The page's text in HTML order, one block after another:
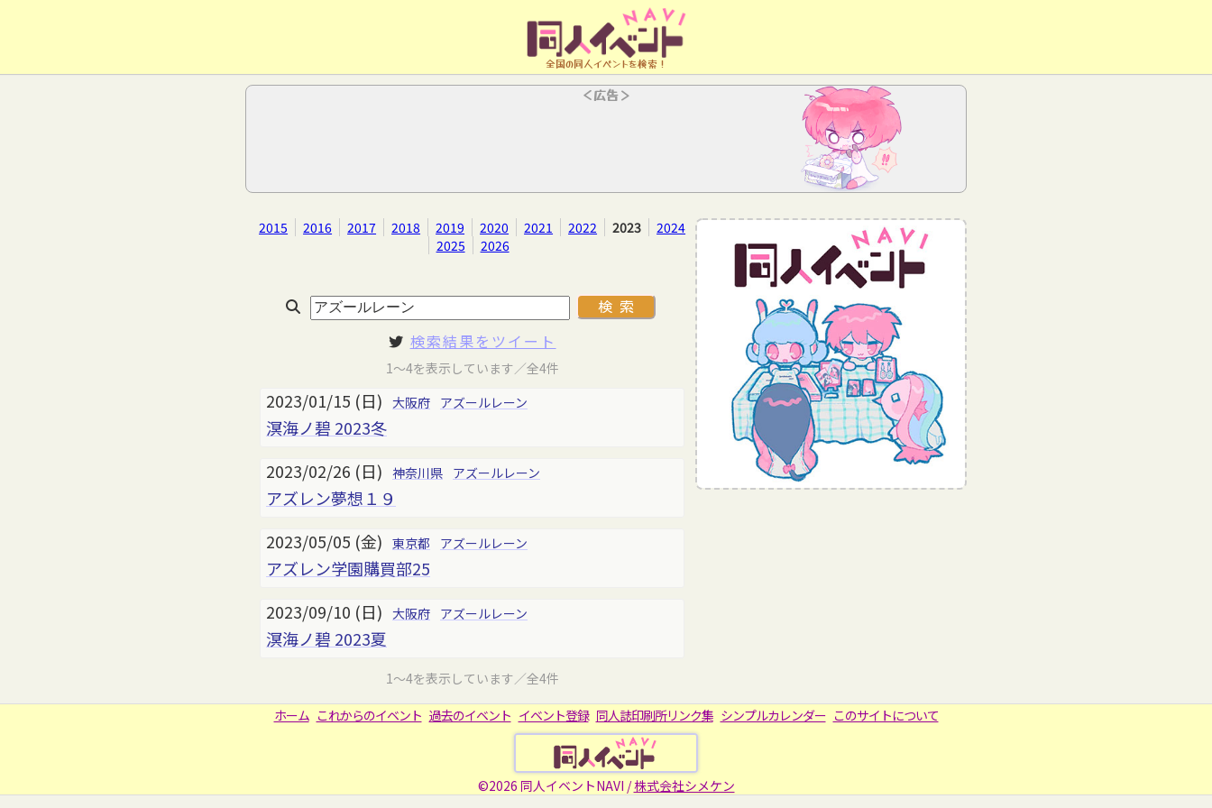
全国の同人イベントを検索！
＜広告＞
2015 2016 2017 2018 2019 2020 2021 2022 2023
2024
2025
2026
検索結果をツイート
1～4を表示しています／全4件
2023/01/15 (日) 大阪府 アズールレーン
溟海ノ碧 2023冬
2023/02/26 (日) 神奈川県 アズールレーン
アズレン夢想１９
2023/05/05 (金) 東京都 アズールレーン
アズレン学園購買部25
2023/09/10 (日) 大阪府 アズールレーン
溟海ノ碧 2023夏
1～4を表示しています／全4件
ホーム これからのイベント 過去のイベント イベント登録 同人誌印刷所リンク集 シンプルカレンダー このサイトについて
©2026 同人イベントNAVI /株式会社シメケン